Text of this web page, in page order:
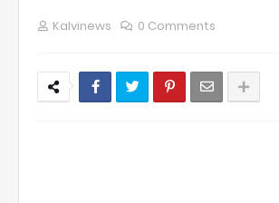
Kalvinews 0 Comments